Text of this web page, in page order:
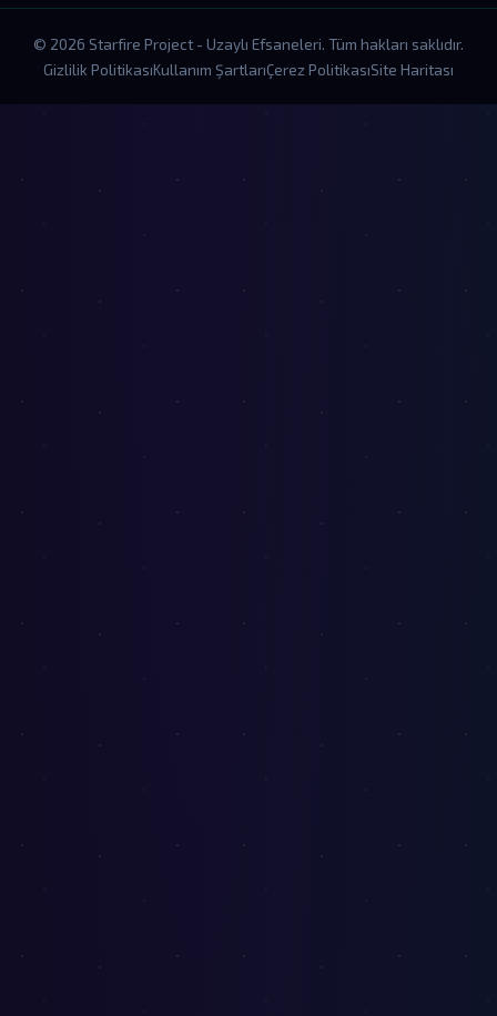
© 2026 Starfire Project - Uzaylı Efsaneleri. Tüm hakları saklıdır.
Gizlilik PolitikasıKullanım ŞartlarıÇerez PolitikasıSite Haritası